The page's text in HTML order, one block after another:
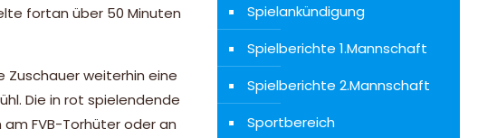
fortan über 50 Minuten
Zuschauer weiterhin eine
Die in rot spielendende
FVB-Torhüter oder an
Spielankündigung
Spielberichte 1.Mannschaft
Spielberichte 2.Mannschaft
Sportbereich